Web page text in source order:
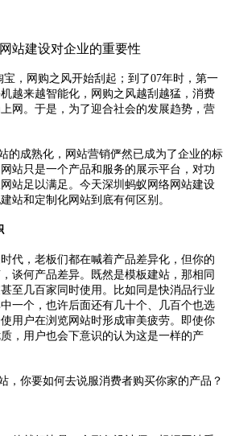
宝，网购之风开始刮起；到了07年时，第一
越来越智能化，网购之风越刮越猛，消费
网。于是，为了迎合社会的发展趋势，营
的成熟化，网站营销俨然已成为了企业的标
站只是一个产品和服务的展示平台，对功
站足以满足。 今天深圳蚂蚁网络网站建设
站和定制化网站到底有何区别。
，老板们都在喊着产品差异化，但你的
谈何产品差异。
既然是模板建站，那相同
至几百家同时使用。比如同是快消品行业
一个，也许后面还有几十个、几百个也选
用户在浏览网站时形成审美疲劳。即使你
，用户也会下意识的认为这是一样的产
你要如何去说服消费者购买你家的产品？